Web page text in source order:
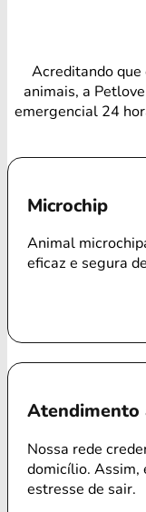
Acreditando
animais, a
emergencial 24
Microchip
Animal
eficaz e segura
Atendimento
Nossa rede
domicílio. Assim,
estresse de sair.